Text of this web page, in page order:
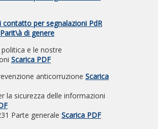
contatto per segnalazioni PdR
di genere
e le nostre
Scarica PDF
anticorruzione Scarica
la sicurezza delle informazioni
Parte generale Scarica PDF